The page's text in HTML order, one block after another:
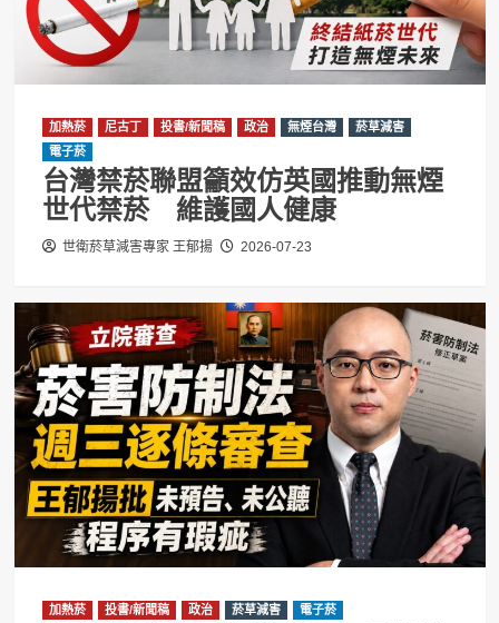
加熱菸 尼古丁 投書/新聞稿 政治 無煙台灣
菸草減害
電子菸
台灣禁菸聯盟籲效仿英國推動無煙
世代禁菸 維護國人健康
世衛菸草減害專家 王郁揚 2026-07-23
加熱菸 投書/新聞稿 政治 菸草減害 電子菸